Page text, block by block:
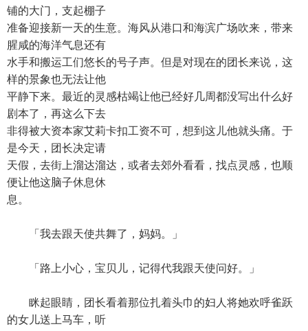
铺的大门，支起棚子
准备迎接新一天的生意。海风从港口和海滨广场吹来，带来
腥咸的海洋气息还有
水手和搬运工们悠长的号子声。但是对现在的团长来说，这
样的景象也无法让他
平静下来。最近的灵感枯竭让他已经好几周都没写出什么好
剧本了，再这么下去
非得被大资本家艾莉卡扣工资不可，想到这儿他就头痛。于
是今天，团长决定请
天假，去街上溜达溜达，或者去郊外看看，找点灵感，也顺
便让他这脑子休息休
息。
「我去跟天使共舞了，妈妈。」
「路上小心，宝贝儿，记得代我跟天使问好。」
眯起眼睛，团长看着那位扎着头巾的妇人将她欢呼雀跃
的女儿送上马车，听